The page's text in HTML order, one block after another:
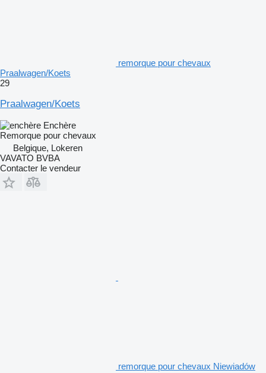
remorque pour chevaux
Praalwagen/Koets
29
Praalwagen/Koets
Enchère
Remorque pour chevaux
Belgique, Lokeren
VAVATO BVBA
Contacter le vendeur
remorque pour chevaux Niewiadów